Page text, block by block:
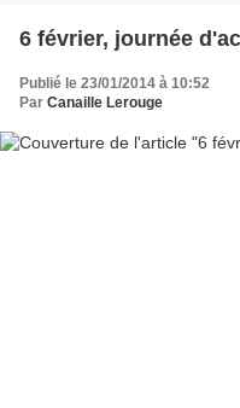
6 février, journée
Publié le 23/01/2014 à 10:52
Par Canaille Lerouge